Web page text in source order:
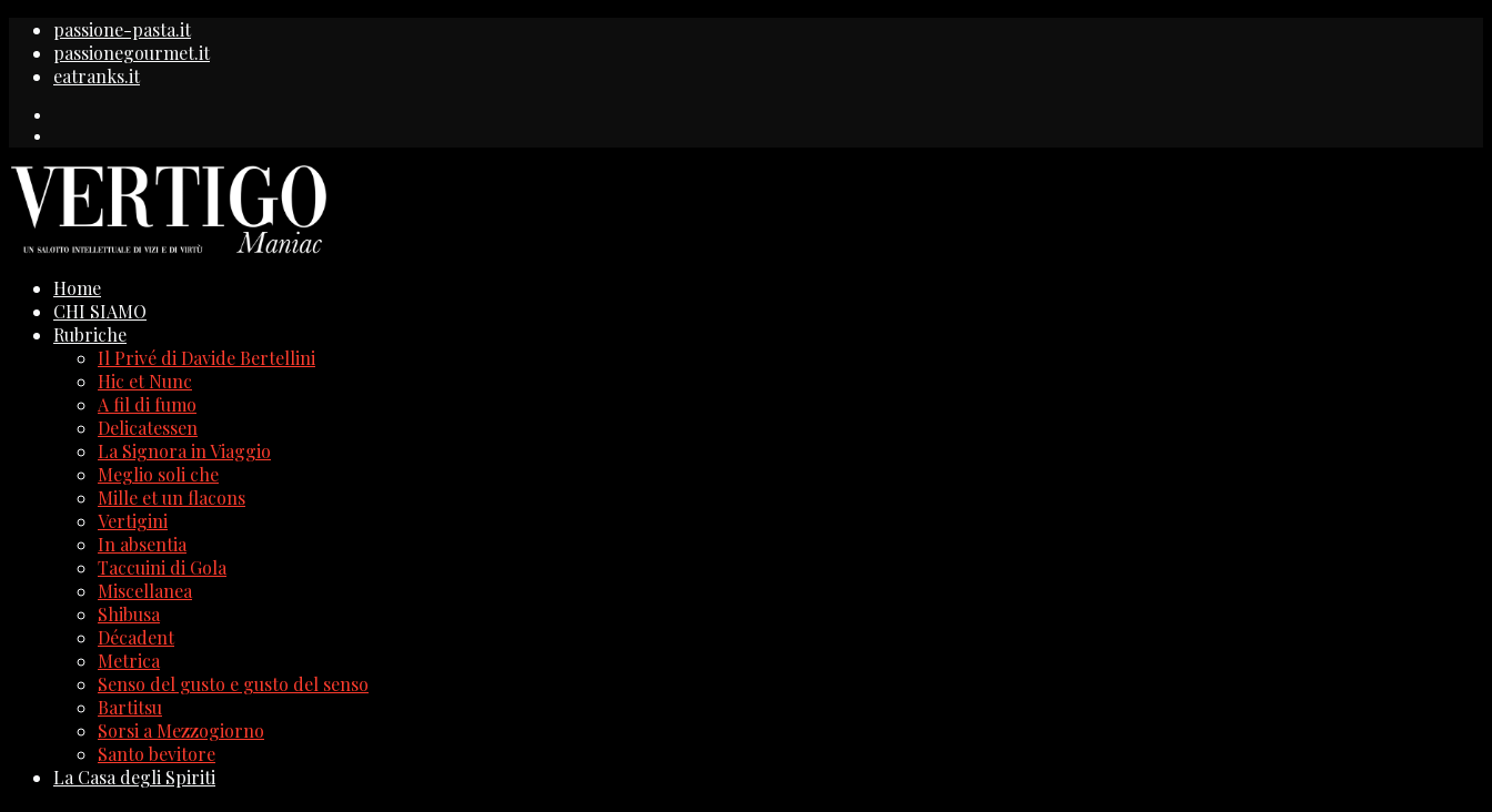
passione-pasta.it
passionegourmet.it
eatranks.it
Home
CHI SIAMO
Rubriche
Il Privé di Davide Bertellini
Hic et Nunc
A fil di fumo
Delicatessen
La Signora in Viaggio
Meglio soli che
Mille et un flacons
Vertigini
In absentia
Taccuini di Gola
Miscellanea
Shibusa
Décadent
Metrica
Senso del gusto e gusto del senso
Bartitsu
Sorsi a Mezzogiorno
Santo bevitore
La Casa degli Spiriti